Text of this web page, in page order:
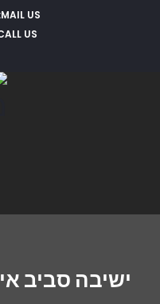
MAIL US:
US:
ישיבה סביב